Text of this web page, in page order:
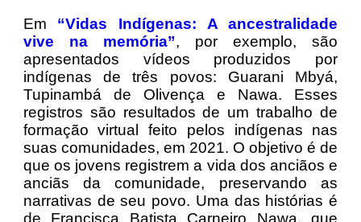
Em “Vidas Indígenas: A ancestralidade
vive na memória”, por exemplo, são
apresentados vídeos produzidos por
indígenas de três povos: Guarani Mbyá,
Tupinambá de Olivença e Nawa. Esses
registros são resultados de um trabalho de
formação virtual feito pelos indígenas nas
suas comunidades, em 2021. O objetivo é de
que os jovens registrem a vida dos anciãos e
anciãs da comunidade, preservando as
narrativas de seu povo. Uma das histórias é
de Francisca Batista Carneiro Nawa, que